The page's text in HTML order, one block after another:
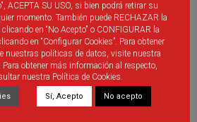
un comentario.
ACEPTA SU USO, si bien podrá retirar su
momento. También puede RECHAZAR la
en “No Acepto" o CONFIGURAR la
en “Configurar Cookies”. Para obtener
nuestras políticas de datos, visite nuestra
obtener más información al respecto,
nuestra Política de Cookies.
Sí, Acepto No acepto